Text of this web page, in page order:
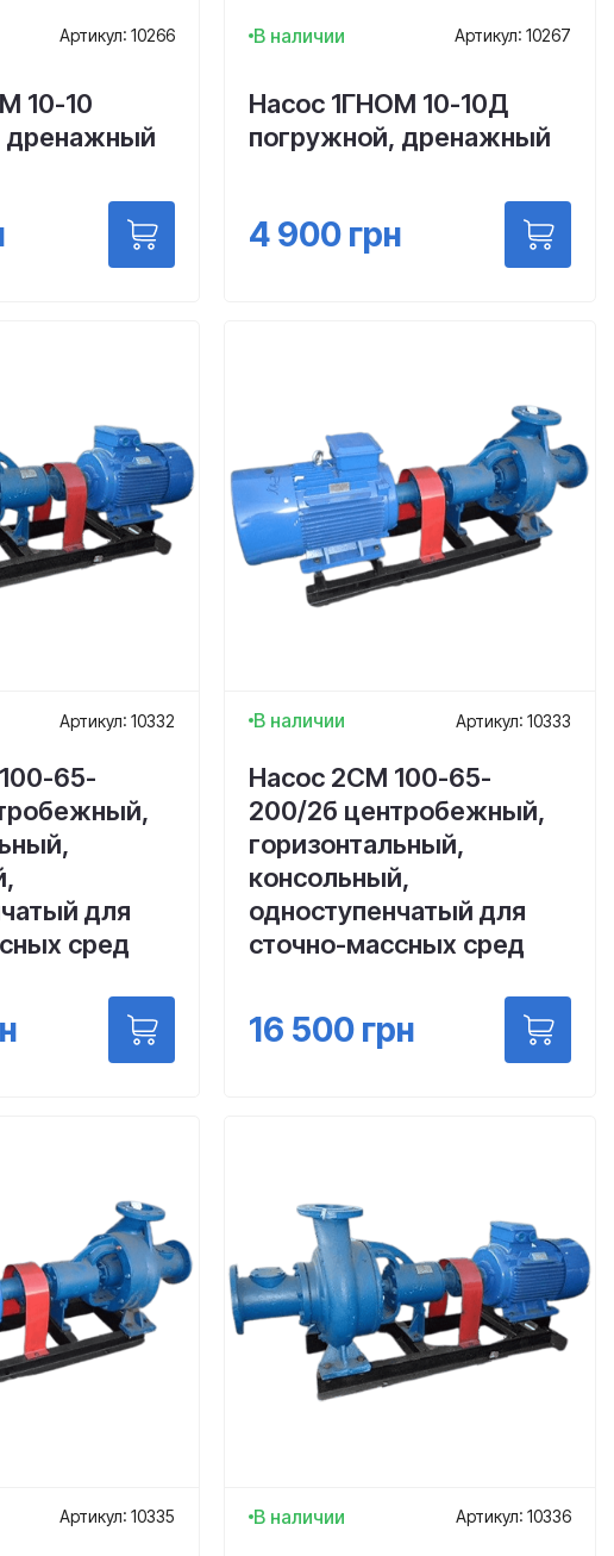
Артикул: 10266
10-10
дренажный
В наличии Артикул: 10267
Насос 1ГНОМ 10-10Д
погружной, дренажный
4 900 грн
Артикул: 10332
65-
для
сред
В наличии Артикул: 10333
Насос 2СМ 100-65-
200/2б центробежный,
горизонтальный,
консольный,
одноступенчатый для
сточно-массных сред
16 500 грн
Артикул: 10335 В наличии Артикул: 10336